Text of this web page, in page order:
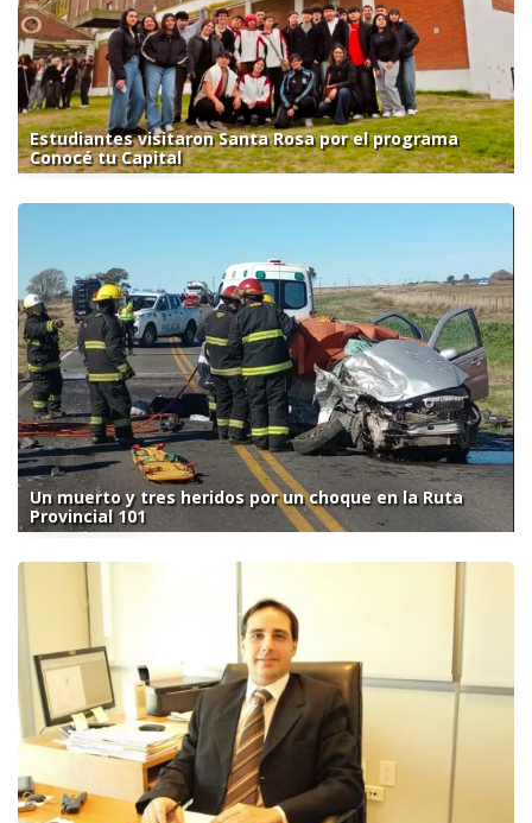
Estudiantes visitaron Santa Rosa por el programa
Conocé tu Capital
Un muerto y tres heridos por un choque en la Ruta
Provincial 101